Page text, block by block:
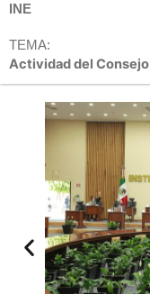
INE
TEMA:
Actividad del Consejo